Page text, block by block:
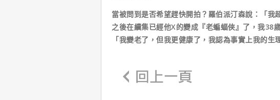
當被問到是否希望趕快開拍？羅伯派汀森說：「我
之後在續集已經他X的變成『老蝙蝠俠』了，我38
「我變老了，但我更健康了，我認為事實上我的生